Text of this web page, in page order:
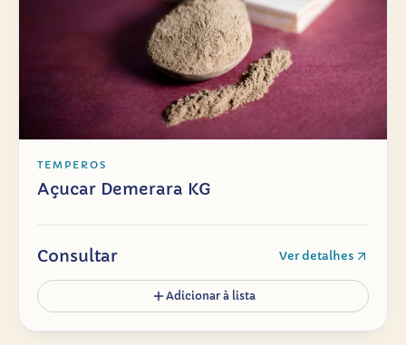
TEMPEROS
Açucar Demerara KG
Consultar Ver detalhes
Adicionar à lista